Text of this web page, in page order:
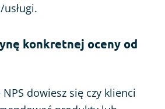
konkretnej oceny od
dowiesz się czy klienci